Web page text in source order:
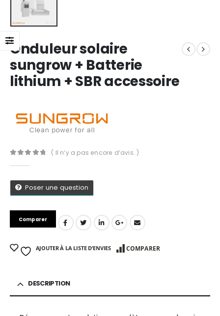
Onduleur solaire
sungrow + Batterie
lithium + SBR accessoire
( Il n’y a pas encore d’avis. )
Poser une question
Comparer
AJOUTER À LA LISTE D’ENVIES COMPARER
DESCRIPTION